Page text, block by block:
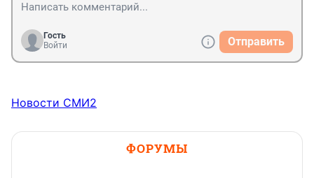
Гость
Войти
Отправить
Новости СМИ2
ФОРУМЫ